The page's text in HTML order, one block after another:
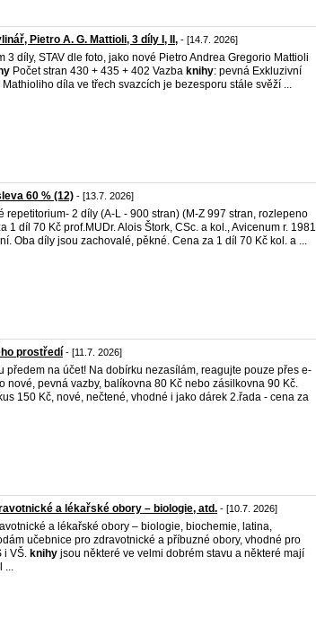
Pietro A. G. Mattioli, 3 díly I, II, - [14.7. 2026]
3 díly, STAV dle foto, jako nové Pietro Andrea Gregorio Mattioli
Počet stran 430 + 435 + 402 Vazba knihy: pevná Exkluzivní
díla ve třech svazcích je bezesporu stále svěží ...
60 % (12) - [13.7. 2026]
repetitorium- 2 díly (A-L - 900 stran) (M-Z 997 stran, rozlepeno
1 díl 70 Kč prof.MUDr. Alois Štork, CSc. a kol., Avicenum r. 1981
Oba díly jsou zachovalé, pěkné. Cena za 1 díl 70 Kč kol. a ...
prostředí - [11.7. 2026]
předem na účet! Na dobírku nezasílám, reagujte pouze přes e-
nové, pevná vazby, balíkovna 80 Kč nebo zásilkovna 90 Kč.
150 Kč, nové, nečtené, vhodné i jako dárek 2.řada - cena za
a lékařské obory – biologie, atd. - [10.7. 2026]
a lékařské obory – biologie, biochemie, latina,
učebnice pro zdravotnické a příbuzné obory, vhodné pro
i VŠ. knihy jsou některé ve velmi dobrém stavu a některé mají
...